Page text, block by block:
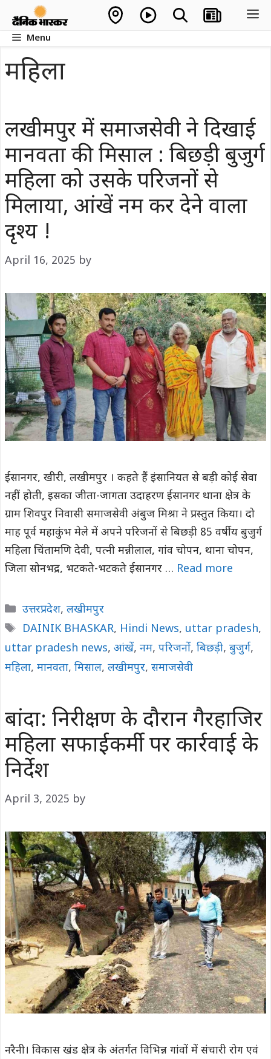
contentMenu
महिला
लखीमपुर में समाजसेवी ने दिखाई
मानवता की मिसाल : बिछड़ी बुजुर्ग
महिला को उसके परिजनों से
मिलाया, आंखें नम कर देने वाला
दृश्य !
April 16, 2025 by
ईसानगर, खीरी, लखीमपुर । कहते हैं इंसानियत से बड़ी कोई सेवा
नहीं होती, इसका जीता-जागता उदाहरण ईसानगर थाना क्षेत्र के
ग्राम शिवपुर निवासी समाजसेवी अंबुज मिश्रा ने प्रस्तुत किया। दो
माह पूर्व महाकुंभ मेले में अपने परिजनों से बिछड़ी 85 वर्षीय बुजुर्ग
महिला चिंतामणि देवी, पत्नी मन्नीलाल, गांव चोपन, थाना चोपन,
जिला सोनभद्र, भटकते-भटकते ईसानगर … Read more
Categories
उत्तरप्रदेश, लखीमपुर
Tags
DAINIK BHASKAR, Hindi News, uttar pradesh,
uttar pradesh news, आंखें, नम, परिजनों, बिछड़ी, बुजुर्ग,
महिला, मानवता, मिसाल, लखीमपुर, समाजसेवी
बांदा: निरीक्षण के दौरान गैरहाजिर
महिला सफाईकर्मी पर कार्रवाई के
निर्देश
April 3, 2025 by
नरैनी। विकास खंड क्षेत्र के अंतर्गत विभिन्न गांवों में संचारी रोग एवं